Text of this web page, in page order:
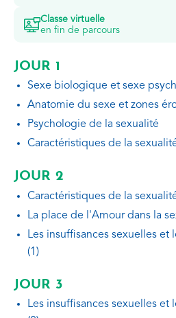
Classe virtuelle
en fin de parcours
JOUR 1
Sexe biologique et sexe
Anatomie du sexe et zones
Psychologie de la sexualité
Caractéristiques de la
JOUR 2
Caractéristiques de la
La place de l'Amour dans la
Les insuffisances sexuelles
(1)
JOUR 3
Les insuffisances sexuelles et